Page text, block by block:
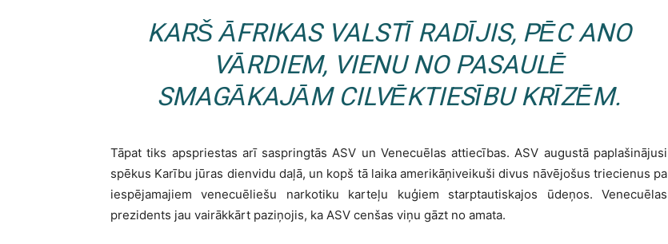
KARŠ ĀFRIKAS VALSTĪ RADĪJIS, PĒC ANO
VĀRDIEM, VIENU NO PASAULĒ
SMAGĀKAJĀM CILVĒKTIESĪBU KRĪZĒM.
Tāpat tiks apspriestas arī saspringtās ASV un Venecuēlas attiecības. ASV augustā paplašinājusi
spēkus Karību jūras dienvidu daļā, un kopš tā laika amerikāņiveikuši divus nāvējošus triecienus pa
iespējamajiem venecuēliešu narkotiku karteļu kuģiem starptautiskajos ūdeņos. Venecuēlas
prezidents jau vairākkārt paziņojis, ka ASV cenšas viņu gāzt no amata.